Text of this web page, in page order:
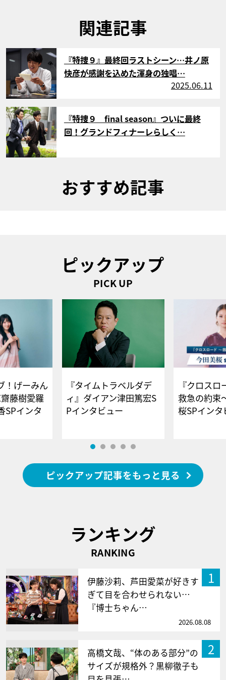
関連記事
サムネイル
『特捜９』最終回ラストシーン…井ノ原
快彦が感謝を込めた渾身の独唱…
2025.06.11
『特捜９ final season』ついに最終
回！グランドフィナーレらしく…
おすすめ記事
ピックアップ
PICK UP
！げーみん
藤樹愛羅
SPインタ
『タイムトラベルダデ
ィ』ダイアン津田篤宏S
Pインタビュー
『クロス
救急の約束
桜SPイ
ピックアップ記事をもっと見る
ランキング
RANKING
1
伊藤沙莉、芦田愛菜が好きす
ぎて目を合わせられない…
『博士ちゃん…
2026.08.08
2
高橋文哉、“体のある部分”の
サイズが規格外？黒柳徹子も